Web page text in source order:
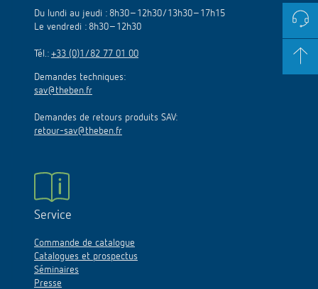
Du lundi au jeudi : 8h30–12h30/13h30–17h15
Le vendredi : 8h30–12h30
Tél.: +33 (0)1/82 77 01 00
Demandes techniques:
sav@theben.fr
Demandes de retours produits SAV:
retour-sav@theben.fr
Service
Commande de catalogue
Catalogues et prospectus
Séminaires
Presse